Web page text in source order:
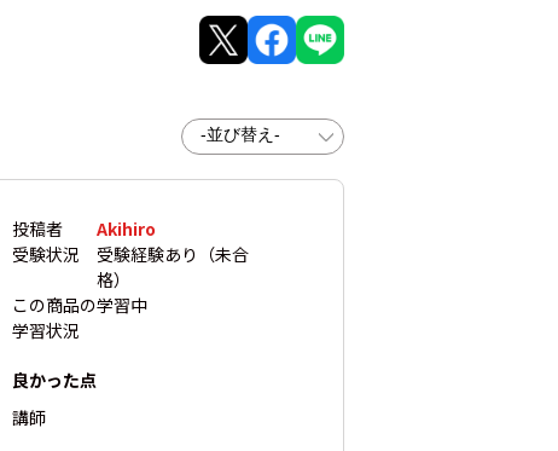
投稿者
Akihiro
受験状況
受験経験あり（未合
格）
この商品の
学習状況
学習中
良かった点
講師